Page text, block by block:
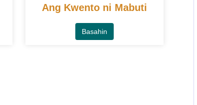
Ang Kwento ni Mabuti
Basahin